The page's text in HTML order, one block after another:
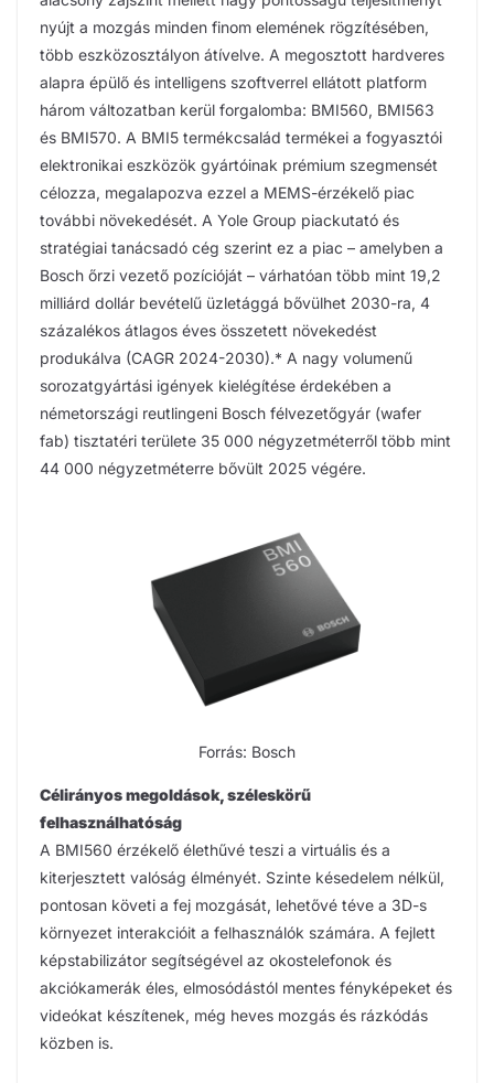
nyújt a mozgás minden finom elemének rögzítésében,
több eszközosztályon átívelve. A megosztott hardveres
alapra épülő és intelligens szoftverrel ellátott platform
három változatban kerül forgalomba: BMI560, BMI563
és BMI570. A BMI5 termékcsalád termékei a fogyasztói
elektronikai eszközök gyártóinak prémium szegmensét
célozza, megalapozva ezzel a MEMS-érzékelő piac
további növekedését. A Yole Group piackutató és
stratégiai tanácsadó cég szerint ez a piac – amelyben a
Bosch őrzi vezető pozícióját – várhatóan több mint 19,2
milliárd dollár bevételű üzletággá bővülhet 2030-ra, 4
százalékos átlagos éves összetett növekedést
produkálva (CAGR 2024-2030).* A nagy volumenű
sorozatgyártási igények kielégítése érdekében a
németországi reutlingeni Bosch félvezetőgyár (wafer
fab) tisztatéri területe 35 000 négyzetméterről több mint
44 000 négyzetméterre bővült 2025 végére.
Forrás: Bosch
Célirányos megoldások, széleskörű
felhasználhatóság
A BMI560 érzékelő élethűvé teszi a virtuális és a
kiterjesztett valóság élményét. Szinte késedelem nélkül,
pontosan követi a fej mozgását, lehetővé téve a 3D-s
környezet interakcióit a felhasználók számára. A fejlett
képstabilizátor segítségével az okostelefonok és
akciókamerák éles, elmosódástól mentes fényképeket és
videókat készítenek, még heves mozgás és rázkódás
közben is.